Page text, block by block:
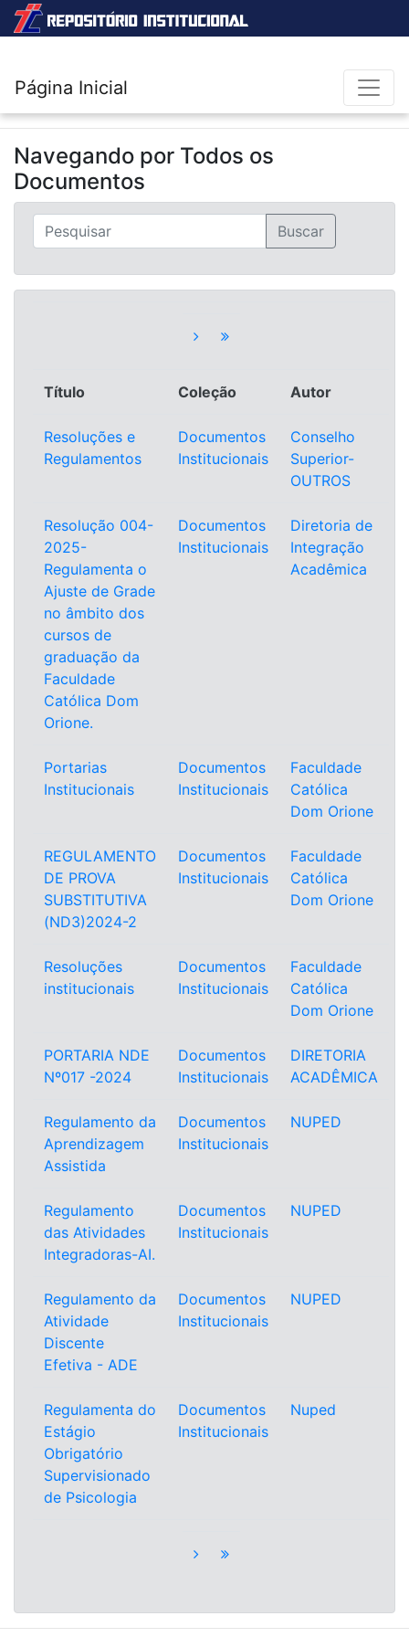
Página Inicial
Navegando por Todos os
Documentos
Título Coleção Autor
Resoluções e
Regulamentos
Documentos
Institucionais
Conselho
Superior-
OUTROS
Resolução 004-
2025-
Regulamenta o
Ajuste de Grade
no âmbito dos
cursos de
graduação da
Faculdade
Católica Dom
Orione.
Documentos
Institucionais
Diretoria de
Integração
Acadêmica
Portarias
Institucionais
Documentos
Institucionais
Faculdade
Católica
Dom Orione
REGULAMENTO
DE PROVA
SUBSTITUTIVA
(ND3)2024-2
Documentos
Institucionais
Faculdade
Católica
Dom Orione
Resoluções
institucionais
Documentos
Institucionais
Faculdade
Católica
Dom Orione
PORTARIA NDE
Nº017 -2024
Documentos
Institucionais
DIRETORIA
ACADÊMICA
Regulamento da
Aprendizagem
Assistida
Documentos
Institucionais
NUPED
Regulamento
das Atividades
Integradoras-AI.
Documentos
Institucionais
NUPED
Regulamento da
Atividade
Discente
Efetiva - ADE
Documentos
Institucionais
NUPED
Regulamenta do
Estágio
Obrigatório
Supervisionado
de Psicologia
Documentos
Institucionais
Nuped